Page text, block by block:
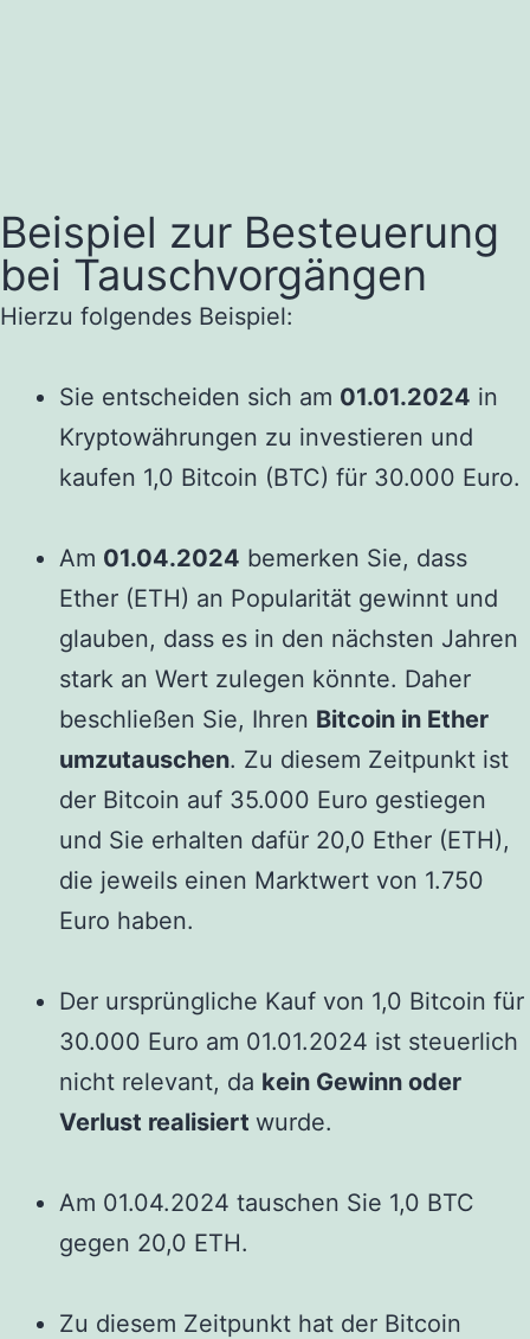
Beispiel zur Besteuerung
bei Tauschvorgängen
Hierzu folgendes Beispiel:
Sie entscheiden sich am 01.01.2024 in
Kryptowährungen zu investieren und
kaufen 1,0 Bitcoin (BTC) für 30.000 Euro.
Am 01.04.2024 bemerken Sie, dass
Ether (ETH) an Popularität gewinnt und
glauben, dass es in den nächsten Jahren
stark an Wert zulegen könnte. Daher
beschließen Sie, Ihren Bitcoin in Ether
umzutauschen. Zu diesem Zeitpunkt ist
der Bitcoin auf 35.000 Euro gestiegen
und Sie erhalten dafür 20,0 Ether (ETH),
die jeweils einen Marktwert von 1.750
Euro haben.
Der ursprüngliche Kauf von 1,0 Bitcoin für
30.000 Euro am 01.01.2024 ist steuerlich
nicht relevant, da kein Gewinn oder
Verlust realisiert wurde.
Am 01.04.2024 tauschen Sie 1,0 BTC
gegen 20,0 ETH.
Zu diesem Zeitpunkt hat der Bitcoin